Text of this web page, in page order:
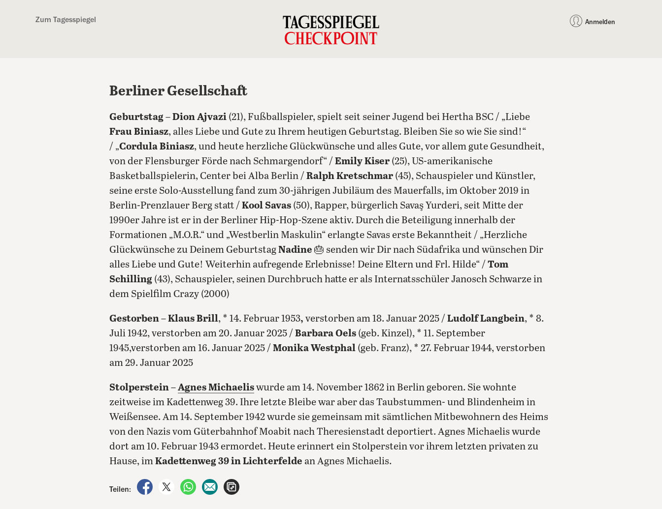
Zum Tagesspiegel Anmelden
Berliner Gesellschaft
Geburtstag –Dion Ajvazi (21), Fußballspieler, spielt seit seiner Jugend bei Hertha BSC / „Liebe
Frau Biniasz, alles Liebe und Gute zu Ihrem heutigen Geburtstag. Bleiben Sie so wie Sie sind!“
/ „Cordula Biniasz, und heute herzliche Glückwünsche und alles Gute, vor allem gute Gesundheit,
von der Flensburger Förde nach Schmargendorf“ / Emily Kiser (25), US-amerikanische
Basketballspielerin, Center bei Alba Berlin / Ralph Kretschmar (45), Schauspieler und Künstler,
seine erste Solo-Ausstellung fand zum 30-jährigen Jubiläum des Mauerfalls, im Oktober 2019 in
Berlin-Prenzlauer Berg statt / Kool Savas (50), Rapper, bürgerlich Savaş Yurderi, seit Mitte der
1990er Jahre ist er in der Berliner Hip-Hop-Szene aktiv. Durch die Beteiligung innerhalb der
Formationen „M.O.R.“ und „Westberlin Maskulin“ erlangte Savas erste Bekanntheit / „Herzliche
Glückwünsche zu Deinem GeburtstagNadine 🎂 senden wir Dir nach Südafrika und wünschen Dir
alles Liebe und Gute! Weiterhin aufregende Erlebnisse! Deine Eltern und Frl. Hilde“ / Tom
Schilling (43), Schauspieler, seinen Durchbruch hatte er als Internatsschüler Janosch Schwarze in
dem Spielfilm Crazy (2000)
Gestorben–Klaus Brill, * 14. Februar 1953, verstorben am 18. Januar 2025 / Ludolf Langbein, * 8.
Juli 1942, verstorben am 20. Januar 2025 / Barbara Oels (geb. Kinzel), * 11. September
1945,verstorben am 16. Januar 2025 / Monika Westphal (geb. Franz), * 27. Februar 1944, verstorben
am 29. Januar 2025
Stolperstein–Agnes Michaeliswurde am 14. November 1862 in Berlin geboren. Sie wohnte
zeitweise im Kadettenweg 39. Ihre letzte Bleibe war aber das Taubstummen- und Blindenheim in
Weißensee. Am 14. September 1942 wurde sie gemeinsam mit sämtlichen Mitbewohnern des Heims
von den Nazis vom Güterbahnhof Moabit nach Theresienstadt deportiert. Agnes Michaelis wurde
dort am 10. Februar 1943 ermordet. Heute erinnert ein Stolperstein vor ihrem letzten privaten zu
Hause, imKadettenweg 39 in Lichterfelde an Agnes Michaelis.
Teilen:
auf Facebook teilen
auf X teilenper WhatsApp teilen
per E-Mail teilen